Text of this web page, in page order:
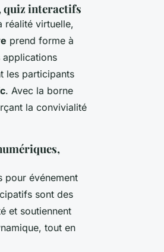
quiz interactifs
réalité virtuelle,
prend forme à
applications
les participants
. Avec la borne
la convivialité
pour événement
sont des
et soutiennent
tout en